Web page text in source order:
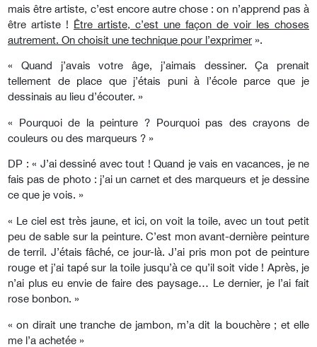
mais être artiste, c’est encore autre chose : on n’apprend pas à
être artiste ! Être artiste, c’est une façon de voir les choses
autrement. On choisit une technique pour l’exprimer ».
« Quand j’avais votre âge, j’aimais dessiner. Ça prenait
tellement de place que j’étais puni à l’école parce que je
dessinais au lieu d’écouter. »
« Pourquoi de la peinture ? Pourquoi pas des crayons de
couleurs ou des marqueurs ? »
DP : « J’ai dessiné avec tout ! Quand je vais en vacances, je ne
fais pas de photo : j’ai un carnet et des marqueurs et je dessine
ce que je vois. »
« Le ciel est très jaune, et ici, on voit la toile, avec un tout petit
peu de sable sur la peinture. C’est mon avant-dernière peinture
de terril. J’étais fâché, ce jour-là. J’ai pris mon pot de peinture
rouge et j’ai tapé sur la toile jusqu’à ce qu’il soit vide ! Après, je
n’ai plus eu envie de faire des paysage… Le dernier, je l’ai fait
rose bonbon. »
« on dirait une tranche de jambon, m’a dit la bouchère ; et elle
me l’a achetée »